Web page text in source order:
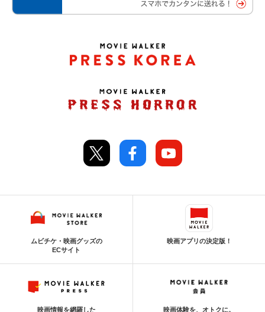
ムビチケ・映画グッズの
ECサイト
映画アプリの決定版！
映画情報を網羅した 映画体験を、オトクに。